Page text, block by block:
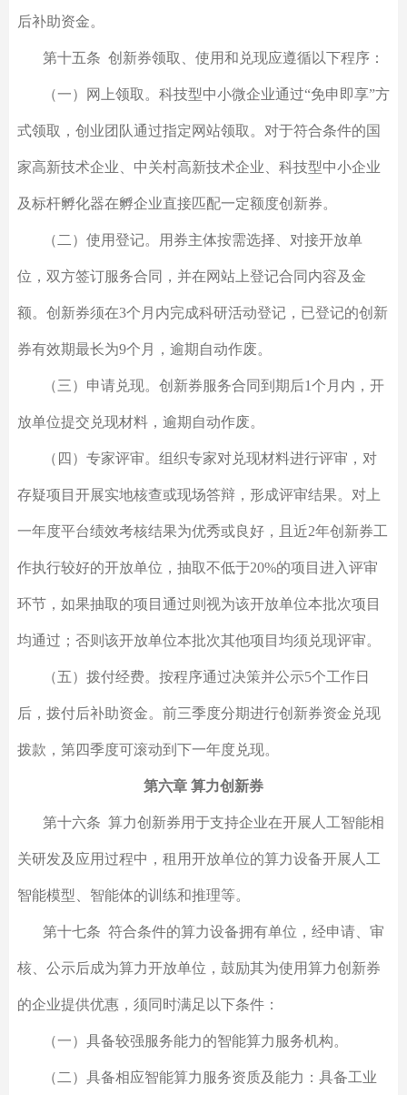
后补助资金。
第十五条 创新券领取、使用和兑现应遵循以下程序：
（一）网上领取。科技型中小微企业通过“免申即享”方
式领取，创业团队通过指定网站领取。对于符合条件的国
家高新技术企业、中关村高新技术企业、科技型中小企业
及标杆孵化器在孵企业直接匹配一定额度创新券。
（二）使用登记。用券主体按需选择、对接开放单
位，双方签订服务合同，并在网站上登记合同内容及金
额。创新券须在3个月内完成科研活动登记，已登记的创新
券有效期最长为9个月，逾期自动作废。
（三）申请兑现。创新券服务合同到期后1个月内，开
放单位提交兑现材料，逾期自动作废。
（四）专家评审。组织专家对兑现材料进行评审，对
存疑项目开展实地核查或现场答辩，形成评审结果。对上
一年度平台绩效考核结果为优秀或良好，且近2年创新券工
作执行较好的开放单位，抽取不低于20%的项目进入评审
环节，如果抽取的项目通过则视为该开放单位本批次项目
均通过；否则该开放单位本批次其他项目均须兑现评审。
（五）拨付经费。按程序通过决策并公示5个工作日
后，拨付后补助资金。前三季度分期进行创新券资金兑现
拨款，第四季度可滚动到下一年度兑现。
第六章 算力创新券
第十六条 算力创新券用于支持企业在开展人工智能相
关研发及应用过程中，租用开放单位的算力设备开展人工
智能模型、智能体的训练和推理等。
第十七条 符合条件的算力设备拥有单位，经申请、审
核、公示后成为算力开放单位，鼓励其为使用算力创新券
的企业提供优惠，须同时满足以下条件：
（一）具备较强服务能力的智能算力服务机构。
（二）具备相应智能算力服务资质及能力：具备工业